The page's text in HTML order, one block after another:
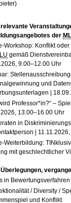
)
der
Workshop: Konflikt
gemäß
9.00–12.00 Uhr
und D
|
Professor*in?“ –
13.00–16.00 Uhr
in
|
Weiterbildung:
mit geschlechtlicher
in Bewertungsverfahren
/ Diversity /
und Konflikt